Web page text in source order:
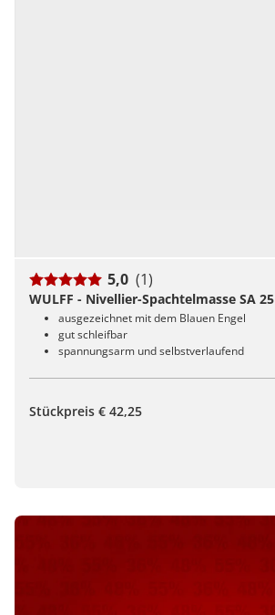
5,0 (1)
WULFF - Nivellier-Spachtelmasse SA 25
ausgezeichnet mit dem Blauen Engel
gut schleifbar
spannungsarm und selbstverlaufend
Stückpreis € 42,25